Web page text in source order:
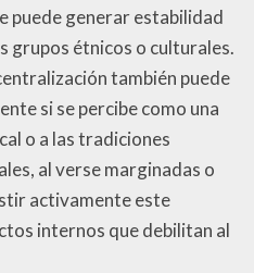
puede generar estabilidad
grupos étnicos o culturales.
también puede
si se percibe como una
o a las tradiciones
al verse marginadas o
activamente este
internos que debilitan al